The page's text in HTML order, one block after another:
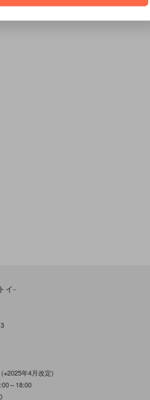
イ-
年4月改定)
～18:00